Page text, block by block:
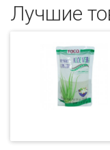
Лучшие